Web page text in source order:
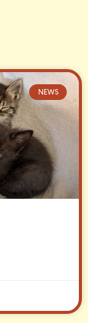
NEWS